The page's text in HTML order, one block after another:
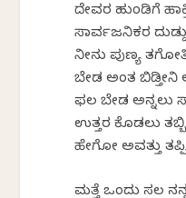
ದೇವರ ಹುಂಡಿಗೆ
ಸಾರ್ವಜನಿಕರ
ನೀನು ಪುಣ್ಯ
ಬೇಡ ಅಂತ
ಫಲ ಬೇಡ ಅನ್ನಲು
ಉತ್ತರ ಕೊಡಲು
ಹೇಗೋ ಅವತ್ತು
ಮತ್ತೆ ಒಂದು ಸಲ